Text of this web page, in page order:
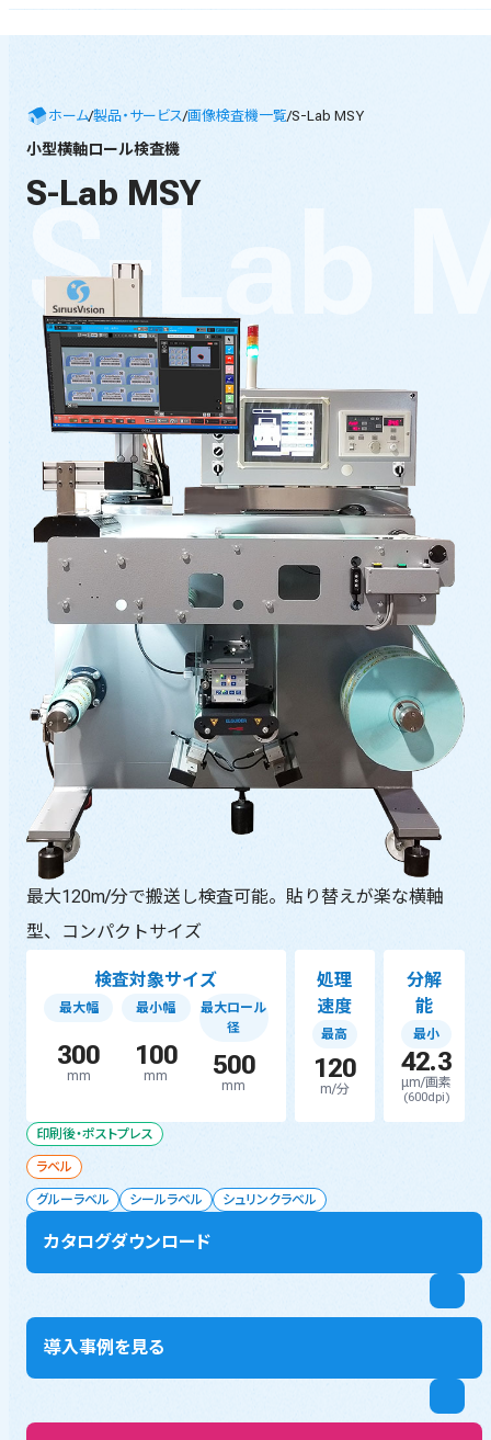
ホーム/製品・サービス/画像検査機一覧/S-Lab MSY
小型横軸ロール検査機
S-Lab MSY
S-Lab
最大120m/分で搬送し検査可能。貼り替えが楽な横軸
型、コンパクトサイズ
検査対象サイズ
最大幅
300
mm
最小幅
100
mm
最大ロール
径
500
mm
処理
速度
最高
120
m/分
分解
能
最小
42.3
μm/画素
(600dpi)
印刷後・ポストプレス
ラベル
グルーラベル シールラベル シュリンクラベル
カタログダウンロード
導入事例を見る